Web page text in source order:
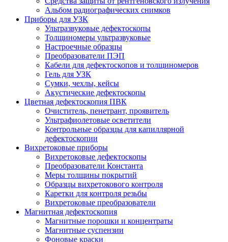
Альбом радиографических снимков
Приборы для УЗК
Ультразвуковые дефектоскопы
Толщиномеры ультразвуковые
Настроечные образцы
Преобразователи ПЭП
Кабели для дефектоскопов и толщиномеров
Гель для УЗК
Сумки, чехлы, кейсы
Акустические дефектоскопы
Цветная дефектоскопия ПВК
Очиститель, пенетрант, проявитель
Ультрафиолетовые осветители
Контрольные образцы для капиллярной
дефектоскопии
Вихретоковые приборы
Вихретоковые дефектоскопы
Преобразователи Константа
Меры толщины покрытий
Образцы вихретокового контроля
Каретки для контроля резьбы
Вихретоковые преобразователи
Магнитная дефектоскопия
Магнитные порошки и концентраты
Магнитные суспензии
Фоновые краски